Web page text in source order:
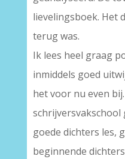
lievelingsboek. Het
terug was.
Ik lees heel graag
inmiddels goed
het voor nu even
schrijversvakschool
goede dichters les,
beginnende